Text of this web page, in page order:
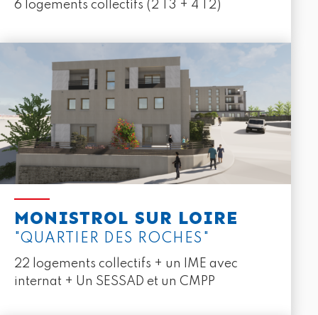
6 logements collectifs (2 T3 + 4 T2)
MONISTROL SUR LOIRE
"QUARTIER DES ROCHES"
22 logements collectifs + un IME avec
internat + Un SESSAD et un CMPP